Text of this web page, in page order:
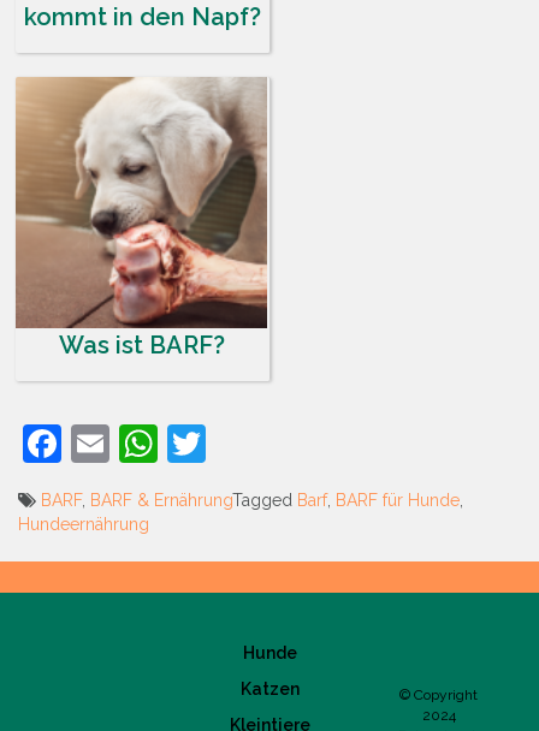
kommt in den Napf?
Was ist BARF?
Facebook
EmailWhatsApp
BARF, BARF & ErnährungTagged Barf, BARF für Hunde
Hundeernährung
Navigation
Hunde
Katzen
Kleintiere
© Copyright
2024